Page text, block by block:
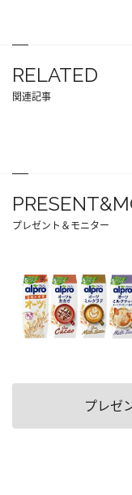
RELATED
関連記事
プレゼント＆モニター
プレゼ